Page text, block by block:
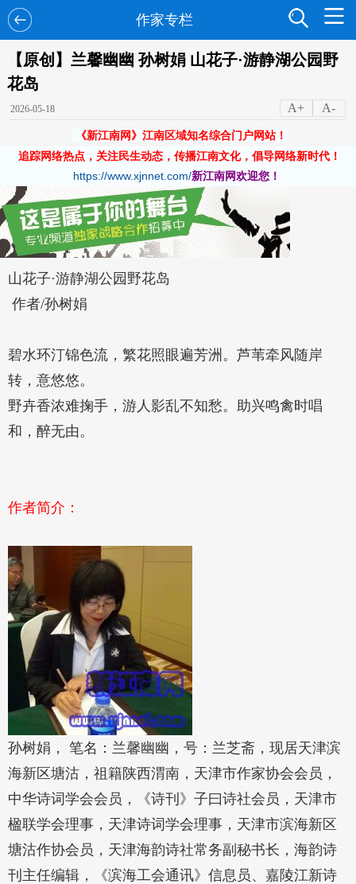
作家专栏
【原创】兰馨幽幽 孙树娟 山花子·游静湖公园野
花岛
2026-05-18 A+ A-
《新江南网》江南区域知名综合门户网站！
追踪网络热点，关注民生动态，传播江南文化，倡导网络新时代！
https://www.xjnnet.com/新江南网欢迎您！
山花子·游静湖公园野花岛
作者/孙树娟
碧水环汀锦色流，繁花照眼遍芳洲。芦苇牵风随岸
转，意悠悠。
野卉香浓难掬手，游人影乱不知愁。助兴鸣禽时唱
和，醉无由。
作者简介：
孙树娟， 笔名：兰馨幽幽，号：兰芝斋，现居天津滨
海新区塘沽，祖籍陕西渭南，天津市作家协会会员，
中华诗词学会会员，《诗刊》子曰诗社会员，天津市
楹联学会理事，天津诗词学会理事，天津市滨海新区
塘沽作协会员，天津海韵诗社常务副秘书长，海韵诗
刊主任编辑，《滨海工会通讯》信息员、嘉陵江新诗